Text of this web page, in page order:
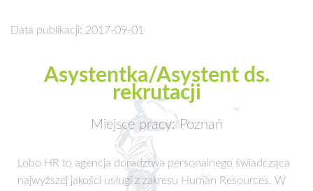
Data publikacji: 2017-09-01
Asystentka/Asystent ds.
rekrutacji
Miejsce pracy: Poznań
Lobo HR to agencja doradztwa personalnego świadcząca
najwyższej jakości usługi z zakresu Human Resources. W